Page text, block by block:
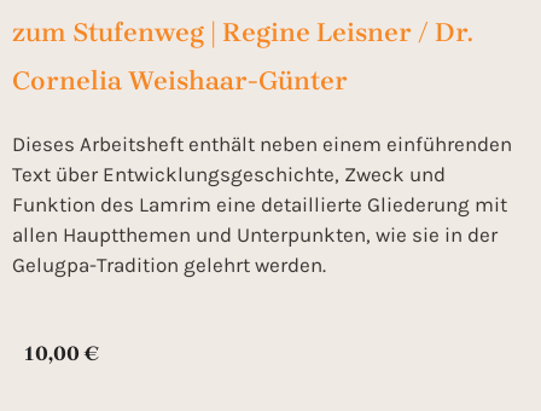
zum Stufenweg | Regine Leisner / Dr.
Cornelia Weishaar-Günter
Dieses Arbeitsheft enthält neben einem einführenden
Text über Entwicklungsgeschichte, Zweck und
Funktion des Lamrim eine detaillierte Gliederung mit
allen Hauptthemen und Unterpunkten, wie sie in der
Gelugpa-Tradition gelehrt werden.
10,00 €